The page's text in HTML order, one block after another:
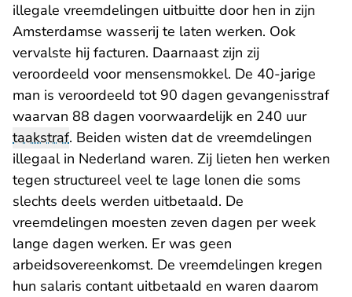
illegale vreemdelingen uitbuitte door hen in zijn
Amsterdamse wasserij te laten werken. Ook
vervalste hij facturen. Daarnaast zijn zij
veroordeeld voor mensensmokkel. De 40-jarige
man is veroordeeld tot 90 dagen gevangenisstraf
waarvan 88 dagen voorwaardelijk en 240 uur
taakstraf. Beiden wisten dat de vreemdelingen
illegaal in Nederland waren. Zij lieten hen werken
tegen structureel veel te lage lonen die soms
slechts deels werden uitbetaald. De
vreemdelingen moesten zeven dagen per week
lange dagen werken. Er was geen
arbeidsovereenkomst. De vreemdelingen kregen
hun salaris contant uitbetaald en waren daarom